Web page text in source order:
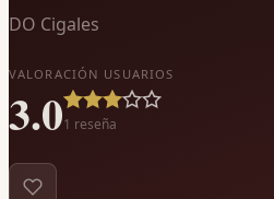
DO Cigales
VALORACIÓN USUARIOS
3.01 reseña